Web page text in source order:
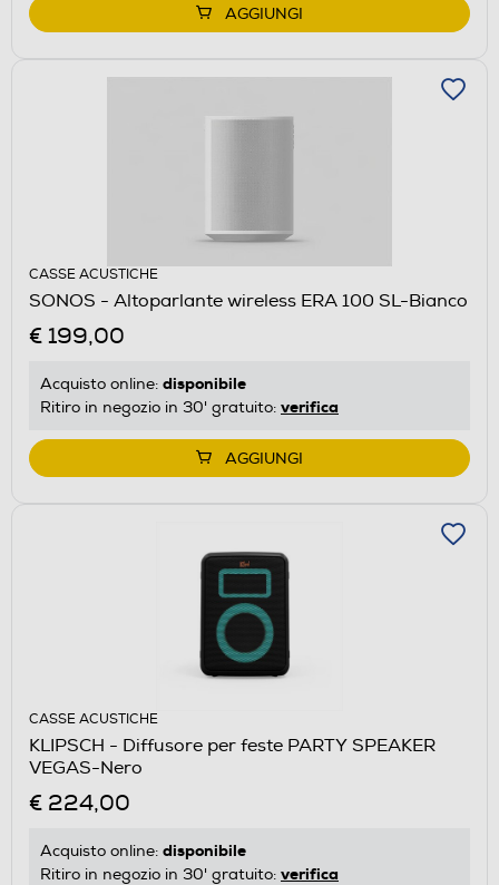
AGGIUNGI
CASSE ACUSTICHE
SONOS - Altoparlante wireless ERA 100 SL-Bianco
€ 199,00
Acquisto online: disponibile
Ritiro in negozio in 30' gratuito: verifica
AGGIUNGI
CASSE ACUSTICHE
KLIPSCH - Diffusore per feste PARTY SPEAKER
VEGAS-Nero
€ 224,00
Acquisto online: disponibile
Ritiro in negozio in 30' gratuito: verifica